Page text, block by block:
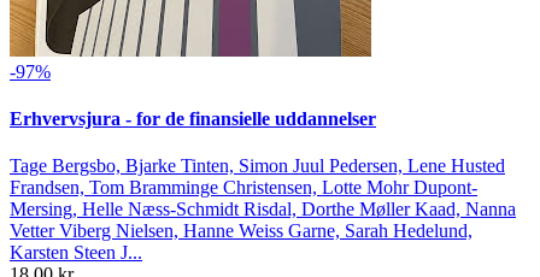
-97%
Erhvervsjura - for de finansielle uddannelser
Tage Bergsbo, Bjarke Tinten, Simon Juul Pedersen, Lene Husted
Frandsen, Tom Bramminge Christensen, Lotte Mohr Dupont-
Mersing, Helle Næss-Schmidt Risdal, Dorthe Møller Kaad, Nanna
Vetter Viberg Nielsen, Hanne Weiss Garne, Sarah Hedelund,
Karsten Steen J...